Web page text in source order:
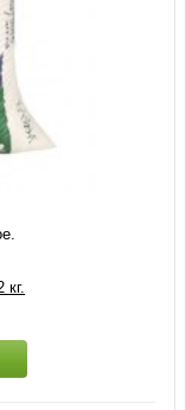
(22,68 кг)
кг.